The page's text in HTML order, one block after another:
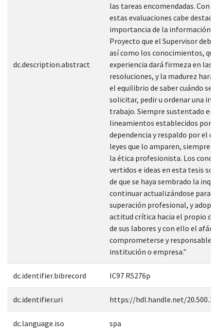
dc.description.abstract
las tareas encomendadas. Con
estas evaluaciones cabe
importancia de la información
Proyecto que el Supervisor
así como los conocimientos,
experiencia dará firmeza en las
resoluciones, y la madurez hará
el equilibrio de saber cuándo se
solicitar, pedir u ordenar una
trabajo. Siempre sustentado en
lineamientos establecidos por
dependencia y respaldo por el
leyes que lo amparen, siempre
la ética profesionista. Los
vertidos e ideas en esta tesis
de que se haya sembrado la
continuar actualizándose para
superación profesional, y
actitud crítica hacia el propio
de sus labores y con ello el afán
comprometerse y responsable
institución o empresa."
dc.identifier.bibrecord IC97 R5276p
dc.identifier.uri https://hdl.handle.net/
dc.language.iso spa